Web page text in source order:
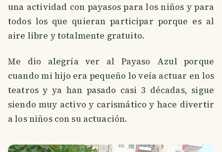
una actividad con payasos para los niños y para
todos los que quieran participar porque es al
aire libre y totalmente gratuito.
Me dio alegría ver al Payaso Azul porque
cuando mi hijo era pequeño lo veía actuar en los
teatros y ya han pasado casi 3 décadas, sigue
siendo muy activo y carismático y hace divertir
a los niños con su actuación.